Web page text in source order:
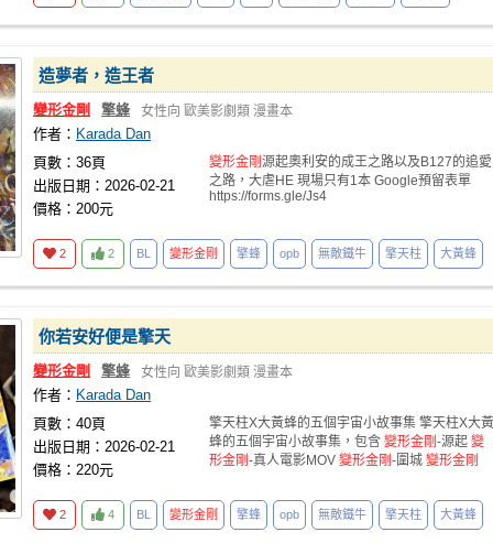
造夢者，造王者
變形金剛 擎蜂 女性向 歐美影劇類 漫畫本
作者： Karada Dan
頁數：36頁
出版日期：2026-02-21
價格：200元
變形金剛源起奧利安的成王之路以及B127的追愛
之路，大虐HE 現場只有1本 Google預留表單
https://forms.gle/Js4
2 2 BL 變形金剛 擎蜂 opb 無敵鐵牛 擎天柱 大黃蜂
你若安好便是擎天
變形金剛 擎蜂 女性向 歐美影劇類 漫畫本
作者： Karada Dan
頁數：40頁
出版日期：2026-02-21
價格：220元
擎天柱X大黃蜂的五個宇宙小故事集 擎天柱X大黃
蜂的五個宇宙小故事集，包含 變形金剛-源起 變
形金剛-真人電影MOV 變形金剛-圍城 變形金剛
2 4 BL 變形金剛 擎蜂 opb 無敵鐵牛 擎天柱 大黃蜂